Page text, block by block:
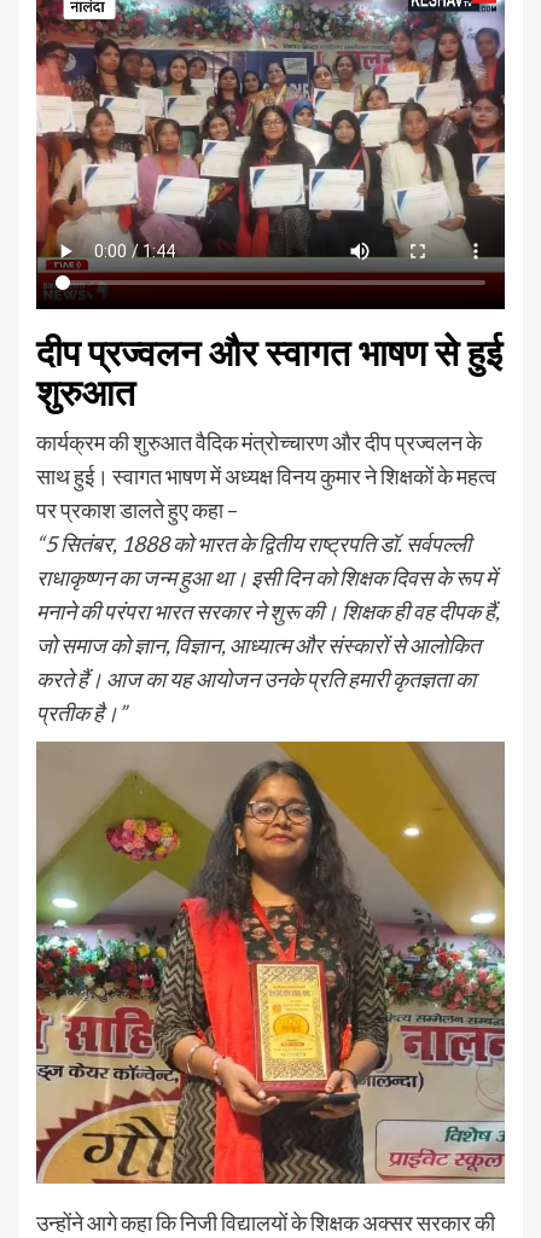
दीप प्रज्वलन और स्वागत भाषण से हुई
शुरुआत
कार्यक्रम की शुरुआत वैदिक मंत्रोच्चारण और दीप प्रज्वलन के
साथ हुई। स्वागत भाषण में अध्यक्ष विनय कुमार ने शिक्षकों के महत्व
पर प्रकाश डालते हुए कहा –
“5 सितंबर, 1888 को भारत के द्वितीय राष्ट्रपति डॉ. सर्वपल्ली
राधाकृष्णन का जन्म हुआ था। इसी दिन को शिक्षक दिवस के रूप में
मनाने की परंपरा भारत सरकार ने शुरू की। शिक्षक ही वह दीपक हैं,
जो समाज को ज्ञान, विज्ञान, आध्यात्म और संस्कारों से आलोकित
करते हैं। आज का यह आयोजन उनके प्रति हमारी कृतज्ञता का
प्रतीक है।”
उन्होंने आगे कहा कि निजी विद्यालयों के शिक्षक अक्सर सरकार की